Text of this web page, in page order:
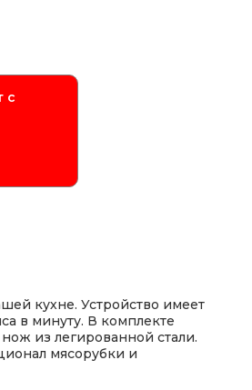
с
кухне. Устройство имеет
в минуту. В комплекте
из легированной стали.
мясорубки и